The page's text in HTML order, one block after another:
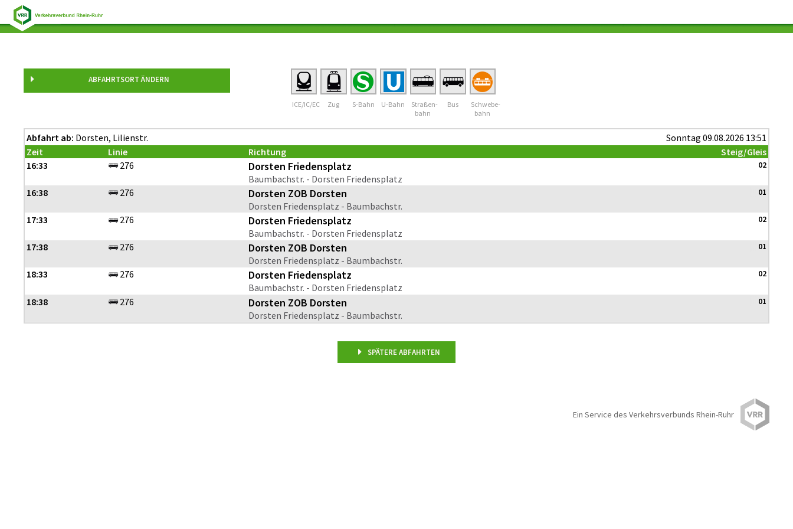
ABFAHRTSORT ÄNDERN
Dorsten Lilienstr.
ICE/IC/EC Zug S-Bahn U-Bahn
Straßen-
bahn
Bus
Schwebe-
bahn
Abfahrt ab: Dorsten, Lilienstr.
Sonntag 09.08.2026 13:51
Zeit
Linie Richtung
Steig/Gleis
16:33
276 Dorsten Friedensplatz 02
Baumbachstr. - Dorsten Friedensplatz
16:38
276 Dorsten ZOB Dorsten 01
Dorsten Friedensplatz - Baumbachstr.
17:33
276 Dorsten Friedensplatz 02
Baumbachstr. - Dorsten Friedensplatz
17:38
276 Dorsten ZOB Dorsten 01
Dorsten Friedensplatz - Baumbachstr.
18:33
276 Dorsten Friedensplatz 02
Baumbachstr. - Dorsten Friedensplatz
18:38
276 Dorsten ZOB Dorsten 01
Dorsten Friedensplatz - Baumbachstr.
SPÄTERE ABFAHRTEN
Ein Service des Verkehrsverbunds Rhein-Ruhr